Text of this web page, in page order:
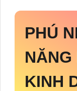
PHÚ
NĂNG
KINH